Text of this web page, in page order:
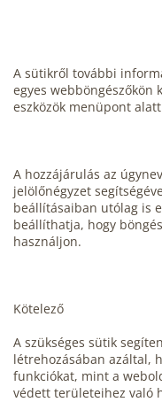
A sütikről további
egyes webböngészőkön
eszközök menüpont
A hozzájárulás az
jelölőnégyzet
beállításaiban utólag is
beállíthatja, hogy
használjon.
Kötelező
A szükséges sütik
létrehozásában azáltal,
funkciókat, mint a
védett területeihez való